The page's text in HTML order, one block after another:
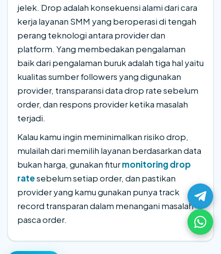
jelek. Drop adalah konsekuensi alami dari cara
kerja layanan SMM yang beroperasi di tengah
perang teknologi antara provider dan
platform. Yang membedakan pengalaman
baik dari pengalaman buruk adalah tiga hal yaitu
kualitas sumber followers yang digunakan
provider, transparansi data drop rate sebelum
order, dan respons provider ketika masalah
terjadi.
Kalau kamu ingin meminimalkan risiko drop,
mulailah dari memilih layanan berdasarkan data
bukan harga, gunakan fiturmonitoring drop
ratesebelum setiap order, dan pastikan
provider yang kamu gunakan punya track
record transparan dalam menangani masalah
pasca order.